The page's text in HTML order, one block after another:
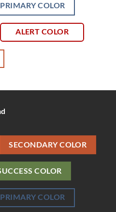
PRIMARY COLOR
ALERT COLOR
SECONDARY COLOR
COLOR
PRIMARY COLOR